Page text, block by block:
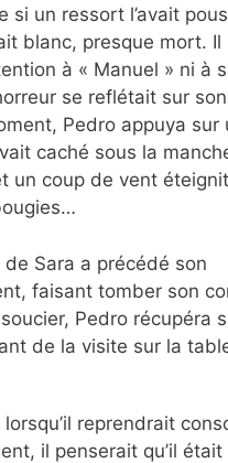
si un ressort l’avait
blanc, presque mort. Il
à « Manuel » ni à
se reflétait sur
Pedro appuya sur
caché sous la
un coup de vent éteignit
Sara a précédé son
faisant tomber son
soucier, Pedro récupéra
de la visite sur la
reprendrait
il penserait qu’il était